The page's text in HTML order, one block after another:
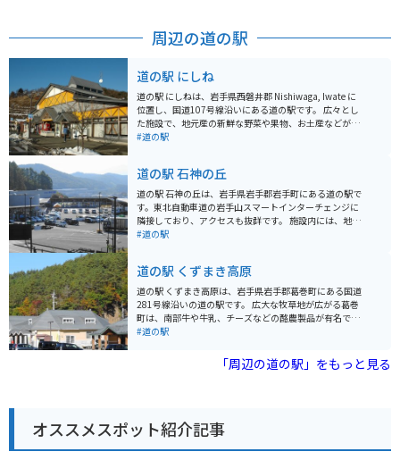
産現場や100年の森などを見学できます。特に、国の重
要文化財に指定されている牛舎やサイロは必見です。農
場産の新鮮な食材を使った料理が堪能できるレストラン
やカフェがあり、ここでしか味わえないメニューが揃っ
ています。岩手山を背景にした美しい景色を楽しみなが
ら、一日中ゆったりと過ごせるスポットです。
周辺の道の駅
道の駅 にしね
道の駅 にしねは、岩手県西磐井郡 Nishiwaga, Iwate に
位置し、国道107号線沿いにある道の駅です。 広々とし
た施設で、地元産の新鮮な野菜や果物、お土産などが販
売されています。 レストランでは、地元産の食材を使っ
施設やキャンプ場などもあり、観光の拠点としても便利
です。 道の駅 にしねは、地元の特産品である南部鉄器の
展示や販売も行っています。 また、近隣には、歴史的な
建造物や美しい自然など、見どころもたくさんありま
す。
#道の駅
道の駅 石神の丘
道の駅 石神の丘は、岩手県岩手郡岩手町にある道の駅で
す。東北自動車道の岩手山スマートインターチェンジに
隣接しており、アクセスも抜群です。 施設内には、地元
の新鮮な農産物を販売する「産地直売館」や、岩手町の
や、岩手県産のブランド豚「岩中豚」を使った料理など
が楽しめます。 バイクで訪れる場合、道の駅には広々と
した駐車場が完備されているので安心です。ツーリング
の休憩場所としても最適です。 道の駅 石神の丘は、岩手
町の魅力を満喫できるスポットです。ぜひ訪れてみてく
#道の駅
道の駅 くずまき高原
道の駅 くずまき高原は、岩手県岩手郡葛巻町にある国道
281号線沿いの道の駅です。 広大な牧草地が広がる葛巻
町は、南部牛や牛乳、チーズなどの酪農製品が有名で
す。道の駅 くずまき高原では、地元産の新鮮な牛乳やソ
は葛巻町のブランド牛「くずまきワイン牛」を使った料
る広い駐車場があるので安心です。周辺には、岩手山や
八幡平など、絶景を眺められるスポットも多いので、ツ
ーリングの拠点としてもおすすめです。 【おすすめポイ
#道の駅
「周辺の道の駅」をもっと見る
オススメスポット紹介記事